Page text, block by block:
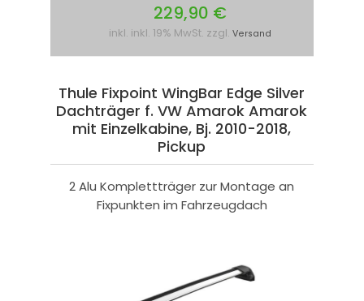
229,90 €
inkl. inkl. 19% MwSt. zzgl. Versand
Thule Fixpoint WingBar Edge Silver
Dachträger f. VW Amarok Amarok
mit Einzelkabine, Bj. 2010-2018,
Pickup
2 Alu Komplettträger zur Montage an
Fixpunkten im Fahrzeugdach